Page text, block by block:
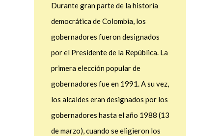
Durante gran parte de la historia
democrática de Colombia, los
gobernadores fueron designados
por el Presidente de la República. La
primera elección popular de
gobernadores fue en 1991. A su vez,
los alcaldes eran designados por los
gobernadores hasta el año 1988 (13
de marzo), cuando se eligieron los